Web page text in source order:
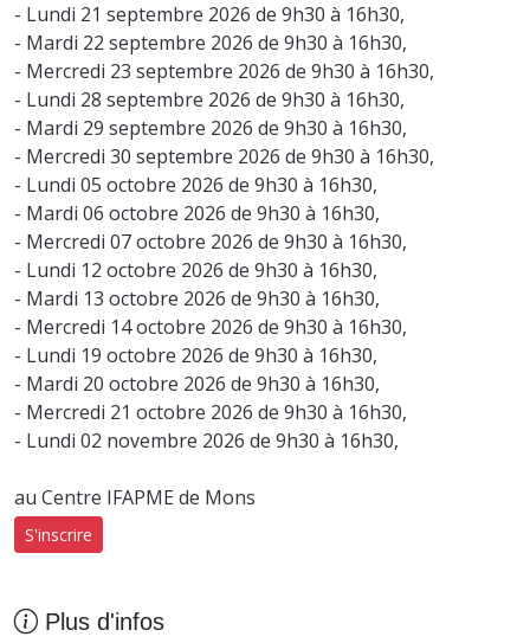
- Lundi 21 septembre 2026 de 9h30 à 16h30,
- Mardi 22 septembre 2026 de 9h30 à 16h30,
- Mercredi 23 septembre 2026 de 9h30 à 16h30,
- Lundi 28 septembre 2026 de 9h30 à 16h30,
- Mardi 29 septembre 2026 de 9h30 à 16h30,
- Mercredi 30 septembre 2026 de 9h30 à 16h30,
- Lundi 05 octobre 2026 de 9h30 à 16h30,
- Mardi 06 octobre 2026 de 9h30 à 16h30,
- Mercredi 07 octobre 2026 de 9h30 à 16h30,
- Lundi 12 octobre 2026 de 9h30 à 16h30,
- Mardi 13 octobre 2026 de 9h30 à 16h30,
- Mercredi 14 octobre 2026 de 9h30 à 16h30,
- Lundi 19 octobre 2026 de 9h30 à 16h30,
- Mardi 20 octobre 2026 de 9h30 à 16h30,
- Mercredi 21 octobre 2026 de 9h30 à 16h30,
- Lundi 02 novembre 2026 de 9h30 à 16h30,
au Centre IFAPME de Mons
S'inscrire
Plus d'infos